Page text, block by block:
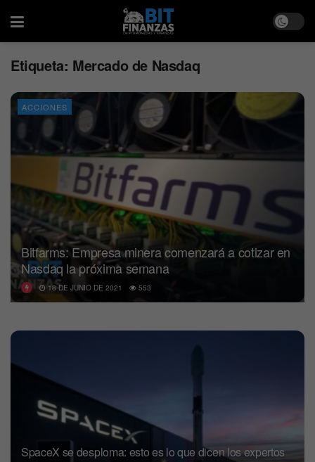
Etiqueta: Mercado de Nasdaq
ACCIONES
Bitfarms: Empresa minera comenzará a cotizar en
Nasdaq la próxima semana
18 DE JUNIO DE 2021 553
SpaceX se desploma: esto es lo que dicen los expertos